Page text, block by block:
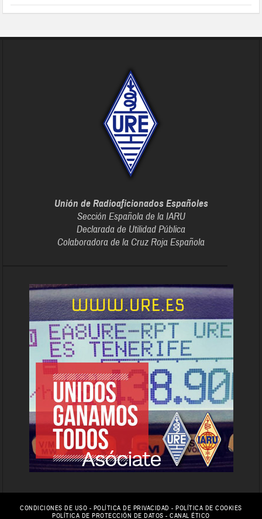
Unión de Radioaficionados Españoles
Sección Española de la IARU
Declarada de Utilidad Pública
Colaboradora de la Cruz Roja Española
CONDICIONES DE USO - POLÍTICA DE PRIVACIDAD - POLÍTICA DE COOKIES
POLÍTICA DE PROTECCIÓN DE DATOS -CANAL ÉTICO